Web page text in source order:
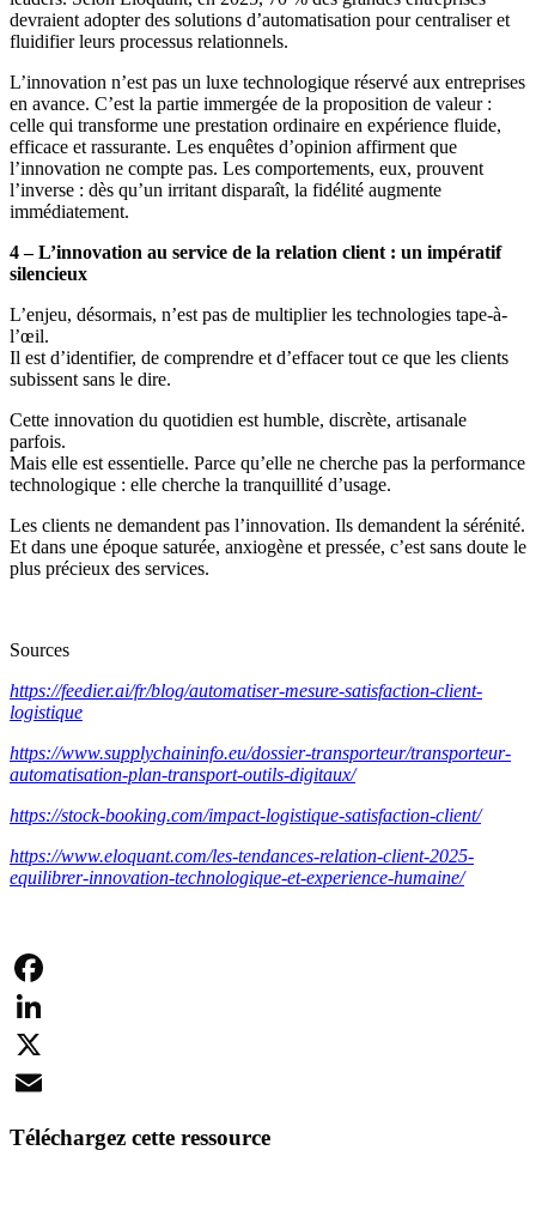
devraient adopter des solutions d’automatisation pour centraliser et
fluidifier leurs processus relationnels.
L’innovation n’est pas un luxe technologique réservé aux entreprises
en avance. C’est la partie immergée de la proposition de valeur :
celle qui transforme une prestation ordinaire en expérience fluide,
efficace et rassurante. Les enquêtes d’opinion affirment que
l’innovation ne compte pas. Les comportements, eux, prouvent
l’inverse : dès qu’un irritant disparaît, la fidélité augmente
immédiatement.
4 – L’innovation au service de la relation client : un impératif
silencieux
L’enjeu, désormais, n’est pas de multiplier les technologies tape-à-
l’œil.
Il est d’identifier, de comprendre et d’effacer tout ce que les clients
subissent sans le dire.
Cette innovation du quotidien est humble, discrète, artisanale
parfois.
Mais elle est essentielle. Parce qu’elle ne cherche pas la performance
technologique : elle cherche la tranquillité d’usage.
Les clients ne demandent pas l’innovation. Ils demandent la sérénité.
Et dans une époque saturée, anxiogène et pressée, c’est sans doute le
plus précieux des services.
Sources
https://feedier.ai/fr/blog/automatiser-mesure-satisfaction-client-
logistique
https://www.supplychaininfo.eu/dossier-transporteur/transporteur-
automatisation-plan-transport-outils-digitaux/
https://stock-booking.com/impact-logistique-satisfaction-client/
https://www.eloquant.com/les-tendances-relation-client-2025-
equilibrer-innovation-technologique-et-experience-humaine/
Facebook
LinkedIn
X
Téléchargez cette ressource